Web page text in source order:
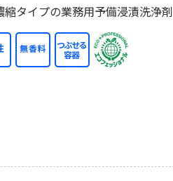
縮タイプの業務用予備浸漬洗浄剤